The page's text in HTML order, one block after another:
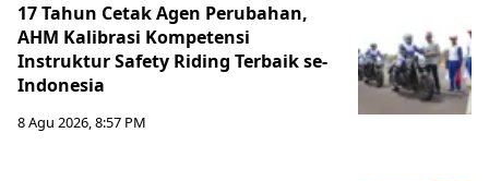
17 Tahun Cetak Agen Perubahan,
AHM Kalibrasi Kompetensi
Instruktur Safety Riding Terbaik se-
Indonesia
8 Agu 2026, 8:57 PM